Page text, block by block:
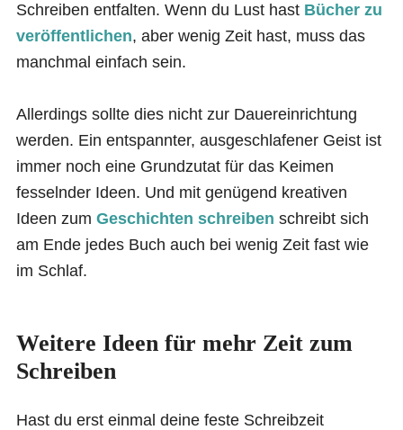
Schreiben entfalten. Wenn du Lust hast Bücher zu
veröffentlichen, aber wenig Zeit hast, muss das
manchmal einfach sein.
Allerdings sollte dies nicht zur Dauereinrichtung
werden. Ein entspannter, ausgeschlafener Geist ist
immer noch eine Grundzutat für das Keimen
fesselnder Ideen. Und mit genügend kreativen
Ideen zum Geschichten schreiben schreibt sich
am Ende jedes Buch auch bei wenig Zeit fast wie
im Schlaf.
Weitere Ideen für mehr Zeit zum
Schreiben
Hast du erst einmal deine feste Schreibzeit